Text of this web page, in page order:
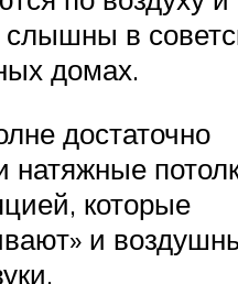
в
домах.
достаточно
натяжные
которые
и